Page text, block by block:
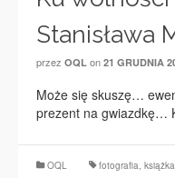
Stanisława
przez OQL on 21 GRUDNIA
Może się skuszę…
prezent na gwiazdkę…
OQL fotografia, książka